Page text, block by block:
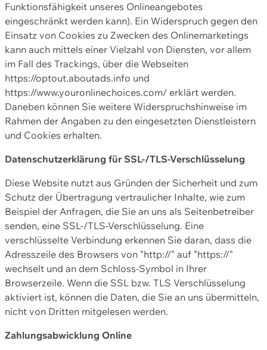
Funktionsfähigkeit unseres Onlineangebotes
eingeschränkt werden kann). Ein Widerspruch gegen den
Einsatz von Cookies zu Zwecken des Onlinemarketings
kann auch mittels einer Vielzahl von Diensten, vor allem
im Fall des Trackings, über die Webseiten
https://optout.aboutads.info und
https://www.youronlinechoices.com/ erklärt werden.
Daneben können Sie weitere Widerspruchshinweise im
Rahmen der Angaben zu den eingesetzten Dienstleistern
und Cookies erhalten.
Datenschutzerklärung für SSL-/TLS-Verschlüsselung
Diese Website nutzt aus Gründen der Sicherheit und zum
Schutz der Übertragung vertraulicher Inhalte, wie zum
Beispiel der Anfragen, die Sie an uns als Seitenbetreiber
senden, eine SSL-/TLS-Verschlüsselung. Eine
verschlüsselte Verbindung erkennen Sie daran, dass die
Adresszeile des Browsers von "http://" auf "https://"
wechselt und an dem Schloss-Symbol in Ihrer
Browserzeile. Wenn die SSL bzw. TLS Verschlüsselung
aktiviert ist, können die Daten, die Sie an uns übermitteln,
nicht von Dritten mitgelesen werden.
Zahlungsabwicklung Online